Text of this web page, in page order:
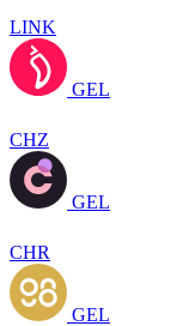
LINK
GEL
CHZ
GEL
CHR
GEL